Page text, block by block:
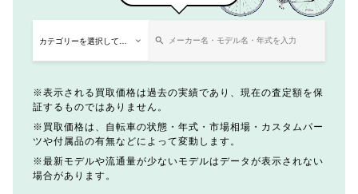
表示される買取価格は過去の実績であり、現在の査定額を保
証するものではありません。
買取価格は、自転車の状態・年式・市場相場・カスタムパー
ツや付属品の有無などによって変動します。
最新モデルや流通量が少ないモデルはデータが表示されない
場合があります。